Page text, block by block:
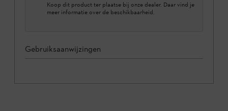
Koop dit product ter plaatse bij onze dealer. Daar vind je
meer informatie over de beschikbaarheid.
Gebruiksaanwijzingen